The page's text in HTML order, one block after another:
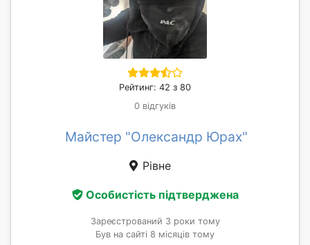
Рейтинг: 42 з 80
0 відгуків
Майстер "Олександр Юрах"
Рівне
Особистість підтверджена
Зареєстрований 3 роки тому
Був на сайті 8 місяців тому